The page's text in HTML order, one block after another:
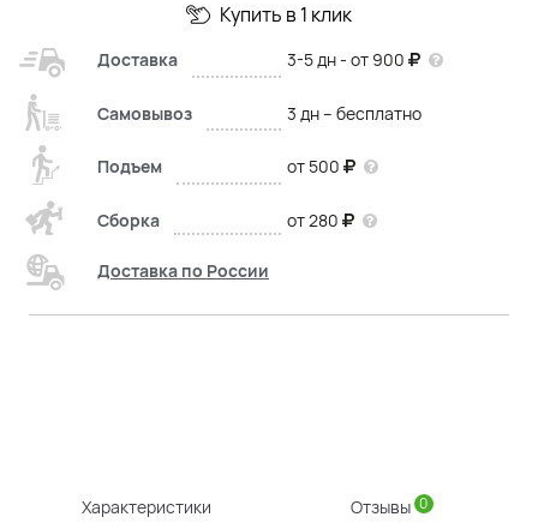
Купить в 1 клик
Доставка 3-5 дн - от 900
Самовывоз 3 дн – бесплатно
Подъем от 500
Сборка от 280
Доставка по России
Характеристики Отзывы 0